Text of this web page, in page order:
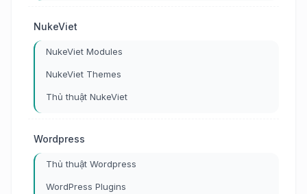
NukeViet
NukeViet Modules
NukeViet Themes
Thủ thuật NukeViet
Wordpress
Thủ thuật Wordpress
WordPress Plugins